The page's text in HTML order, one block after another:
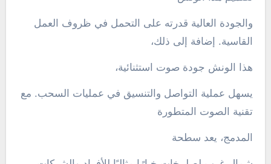
والجودة العالية قدرته على التحمل في ظروف العمل
القاسية. إضافة إلى ذلك،
هذا الونش جودة صوت استثنائية،
يسهل عملية التواصل والتنسيق في عمليات السحب. مع
تقنية الصوت المتطورة
المدمج، يعد سطحة